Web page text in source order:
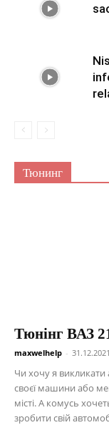
Тюнинг
Тюнінг ВАЗ
maxwelhelp - 31.12.2021
Чи хочу я
своєї машини або
місті. А комусь
зробити свій